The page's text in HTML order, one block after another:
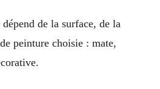
dépend de la surface, de la
peinture choisie : mate,